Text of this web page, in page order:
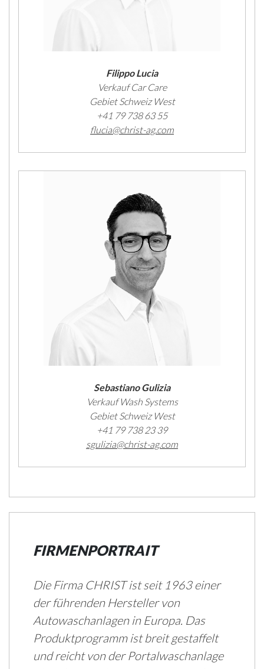
Filippo Lucia
Verkauf Car Care
Gebiet Schweiz West
+41 79 738 63 55
flucia@christ-ag.com
Sebastiano Gulizia
Verkauf Wash Systems
Gebiet Schweiz West
+41 79 738 23 39
sgulizia@christ-ag.com
FIRMENPORTRAIT
Die Firma CHRIST ist seit 1963 einer
der führenden Hersteller von
Autowaschanlagen in Europa. Das
Produktprogramm ist breit gestaffelt
und reicht von der Portalwaschanlage